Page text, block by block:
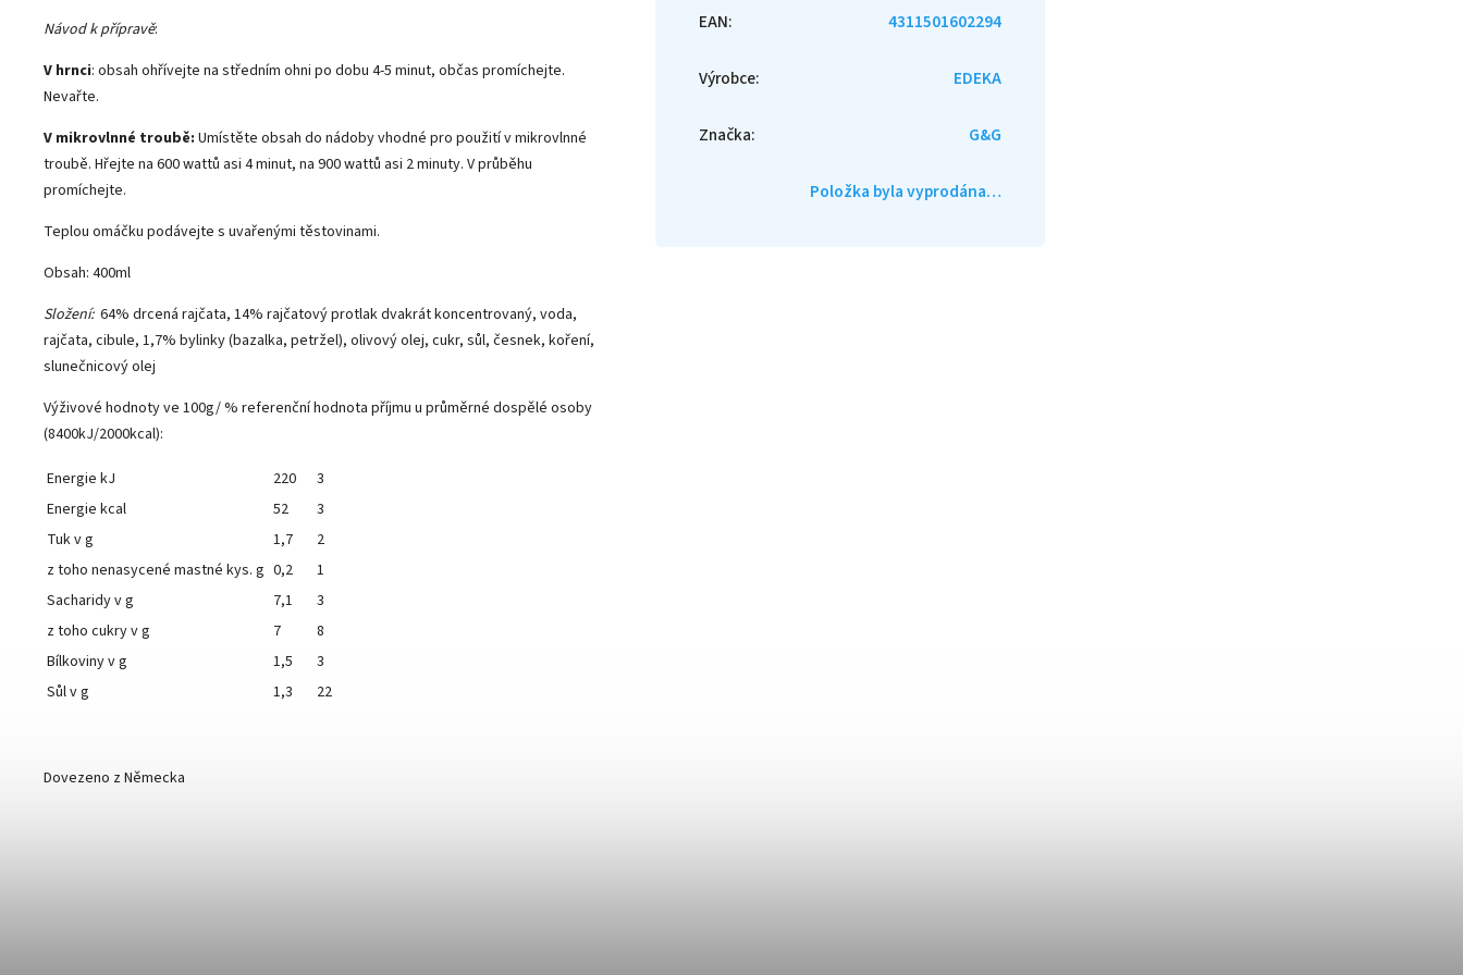
Návod k přípravě:
V hrnci: obsah ohřívejte na středním ohni po dobu 4-5 minut, občas promíchejte.
Nevařte.
V mikrovlnné troubě: Umístěte obsah do nádoby vhodné pro použití v mikrovlnné
troubě. Hřejte na 600 wattů asi 4 minut, na 900 wattů asi 2 minuty. V průběhu
promíchejte.
Teplou omáčku podávejte s uvařenými těstovinami.
Obsah: 400ml
Složení:64% drcená rajčata, 14% rajčatový protlak dvakrát koncentrovaný, voda,
rajčata, cibule, 1,7% bylinky (bazalka, petržel), olivový olej, cukr, sůl, česnek, koření,
slunečnicový olej
Výživové hodnoty ve 100g/ % referenční hodnota příjmu u průměrné dospělé osoby
(8400kJ/2000kcal):
Energie kJ 220
3
Energie kcal
52
3
Tuk v g
1,7
2
z toho nenasycené mastné kys. g 0,2
1
Sacharidy v g
7,1
3
z toho cukry v g
7
8
Bílkoviny v g
1,5
3
Sůl v g
1,3 22
Dovezeno z Německa
EAN: 4311501602294
Výrobce: EDEKA
Značka: G&G
Položka byla vyprodána…